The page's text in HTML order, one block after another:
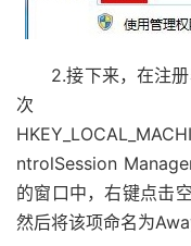
2.接下来，在注册
次
ntrolSession
的窗口中，右键点击
然后将该项命名为